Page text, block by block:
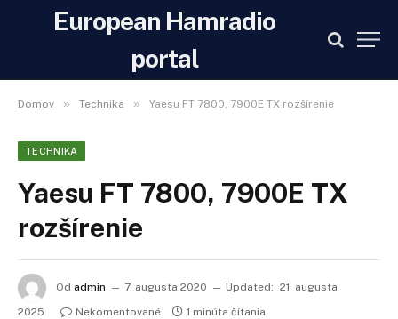
European Hamradio
portal
Domov » Technika » Yaesu FT 7800, 7900E TX rozšírenie
TECHNIKA
Yaesu FT 7800, 7900E TX
rozšírenie
Od admin 7. augusta 2020 Updated: 21. augusta
2025
Nekomentované 1 minúta čítania